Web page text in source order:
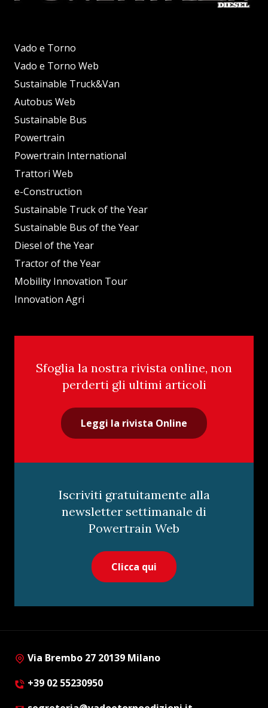
Vado e Torno
Vado e Torno Web
Sustainable Truck&Van
Autobus Web
Sustainable Bus
Powertrain
Powertrain International
Trattori Web
e-Construction
Sustainable Truck of the Year
Sustainable Bus of the Year
Diesel of the Year
Tractor of the Year
Mobility Innovation Tour
Innovation Agri
Sfoglia la nostra rivista online, non
perderti gli ultimi articoli
Leggi la rivista Online
Iscriviti gratuitamente alla
newsletter settimanale di
Powertrain Web
Clicca qui
Via Brembo 27 20139 Milano
+39 02 55230950